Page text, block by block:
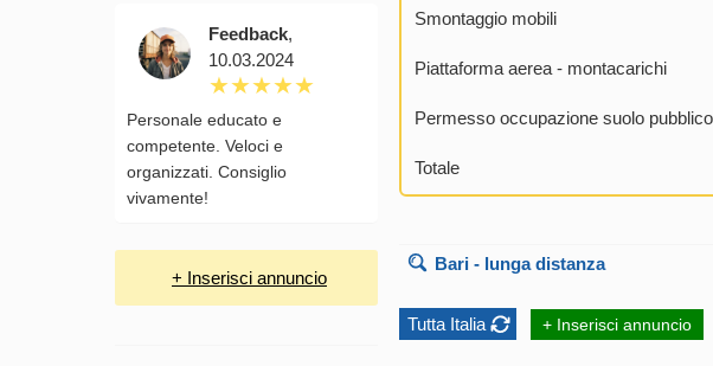
Feedback,
10.03.2024
Personale educato e
competente. Veloci e
organizzati. Consiglio
vivamente!
+ Inserisci annuncio
Smontaggio mobili
Piattaforma aerea - montacarichi
Permesso occupazione suolo pubblico
Totale
Bari - lunga distanza
Tutta Italia + Inserisci annuncio